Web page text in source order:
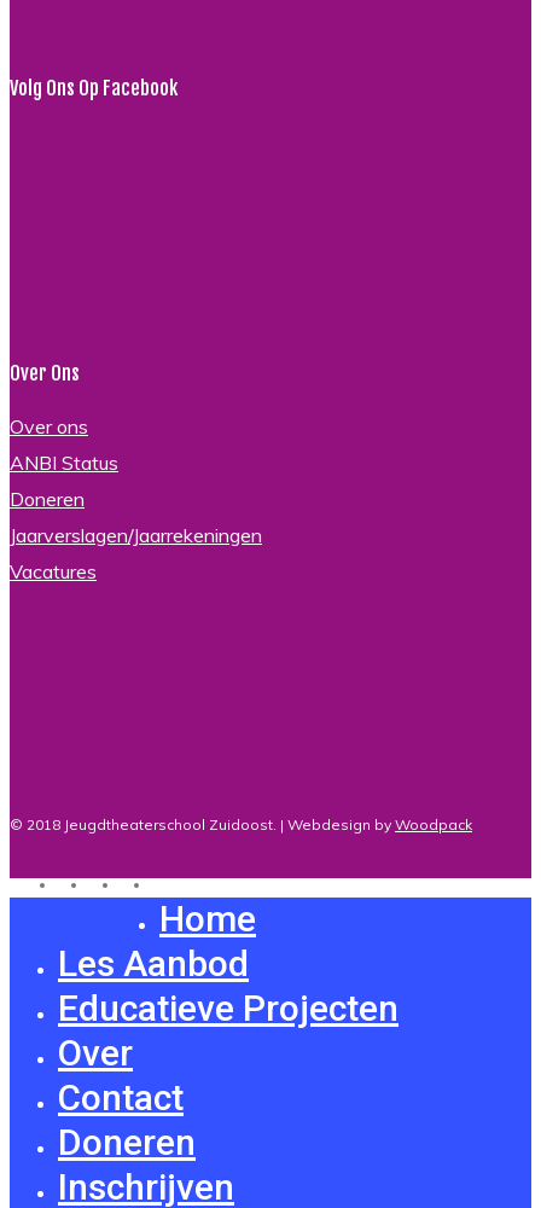
Volg Ons Op Facebook
Over Ons
Over ons
ANBI Status
Doneren
Jaarverslagen/Jaarrekeningen
Vacatures
© 2018 Jeugdtheaterschool Zuidoost. | Webdesign by Woodpack
twitterfacebook
youtubeinstagram
Close
Menu
Home
Les Aanbod
Educatieve Projecten
Over
Contact
Doneren
Inschrijven